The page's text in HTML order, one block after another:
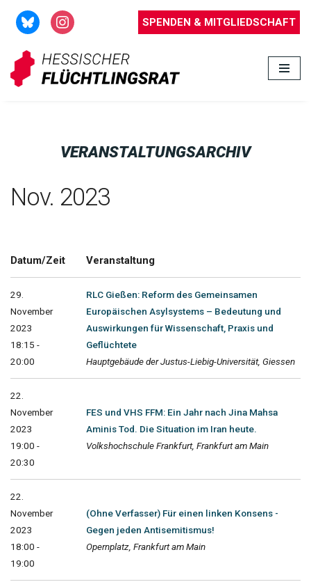
Zum
Inhalt
springen
SPENDEN & MITGLIEDSCHAFT
VERANSTALTUNGSARCHIV
Nov. 2023
Datum/Zeit Veranstaltung
29.
November
2023
18:15 -
20:00
RLC Gießen: Reform des Gemeinsamen
Europäischen Asylsystems – Bedeutung und
Auswirkungen für Wissenschaft, Praxis und
Geflüchtete
Hauptgebäude der Justus-Liebig-Universität, Giessen
22.
November
2023
19:00 -
20:30
FES und VHS FFM: Ein Jahr nach Jina Mahsa
Aminis Tod. Die Situation im Iran heute.
Volkshochschule Frankfurt, Frankfurt am Main
22.
November
2023
18:00 -
19:00
(Ohne Verfasser) Für einen linken Konsens -
Gegen jeden Antisemitismus!
Opernplatz, Frankfurt am Main